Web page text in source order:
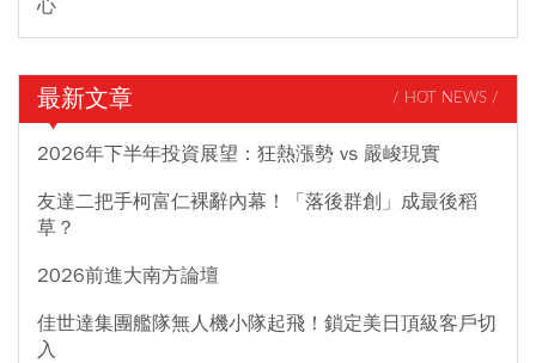
心
最新文章 / HOT NEWS /
2026年下半年投資展望：狂熱漲勢 vs 嚴峻現實
友達二把手柯富仁裸辭內幕！「落後群創」成最後稻
草？
2026前進大南方論壇
佳世達集團艦隊無人機小隊起飛！鎖定美日頂級客戶切
入